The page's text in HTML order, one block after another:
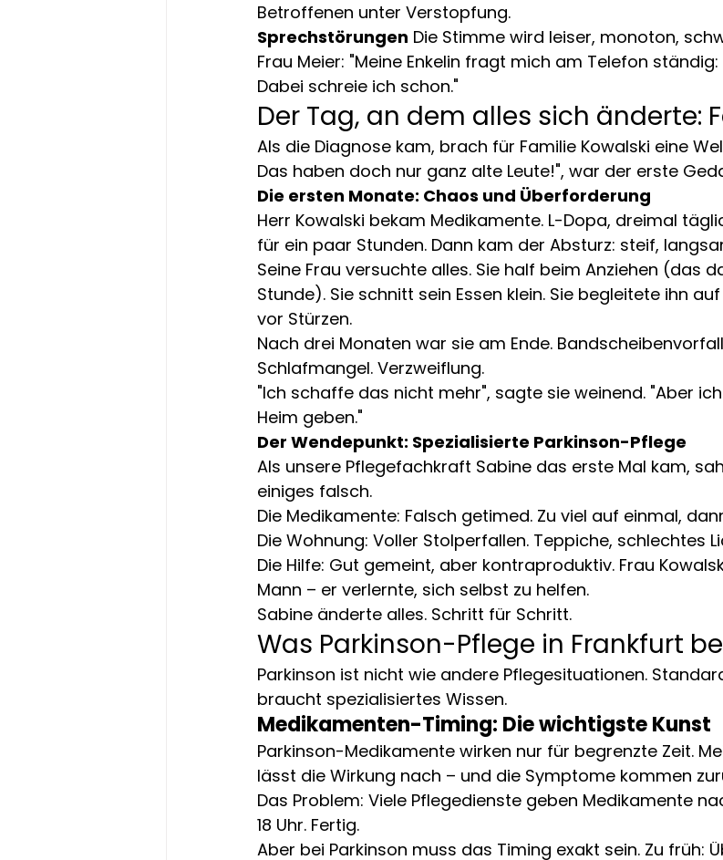
Betroffenen unter Verstopfung.
Sprechstörungen Die Stimme wird leiser, monoton,
Frau Meier: "Meine Enkelin fragt mich am Telefon
Dabei schreie ich schon."
Der Tag, an dem alles sich änderte:
Als die Diagnose kam, brach für Familie Kowalski eine
Das haben doch nur ganz alte Leute!", war der erste
Die ersten Monate: Chaos und Überforderung
Herr Kowalski bekam Medikamente. L-Dopa, dreimal
für ein paar Stunden. Dann kam der Absturz: steif,
Seine Frau versuchte alles. Sie half beim Anziehen (das
Stunde). Sie schnitt sein Essen klein. Sie begleitete ihn
vor Stürzen.
Nach drei Monaten war sie am Ende.
Schlafmangel. Verzweiflung.
"Ich schaffe das nicht mehr", sagte sie weinend. "Aber
Heim geben."
Der Wendepunkt: Spezialisierte Parkinson-Pflege
Als unsere Pflegefachkraft Sabine das erste Mal kam,
einiges falsch.
Die Medikamente: Falsch getimed. Zu viel auf einmal,
Die Wohnung: Voller Stolperfallen. Teppiche, schlechtes
Die Hilfe: Gut gemeint, aber kontraproduktiv. Frau
Mann – er verlernte, sich selbst zu helfen.
Sabine änderte alles. Schritt für Schritt.
Was Parkinson-Pflege in Frankfurt
Parkinson ist nicht wie andere Pflegesituationen.
braucht spezialisiertes Wissen.
Medikamenten-Timing: Die wichtigste Kunst
Parkinson-Medikamente wirken nur für begrenzte Zeit.
lässt die Wirkung nach – und die Symptome kommen
Das Problem: Viele Pflegedienste geben Medikamente
18 Uhr. Fertig.
Aber bei Parkinson muss das Timing exakt sein. Zu früh: